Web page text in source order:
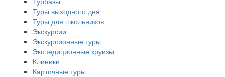
Туры выходного дня
Туры для школьников
Экскурсии
Экскурсионные туры
Экспедиционные круизы
Клиники
Карточные туры